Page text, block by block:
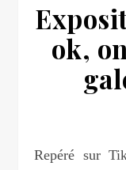
ok,
Repéré sur Tiktok une exposition d’un artiste